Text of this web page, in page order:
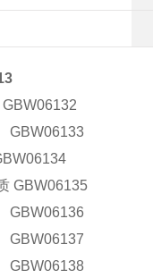
GBW06133
GBW06135
GBW06136
GBW06137
GBW06138